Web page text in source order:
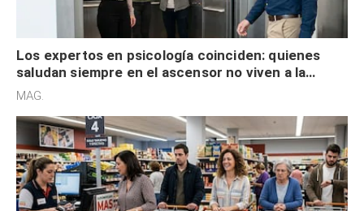
Los expertos en psicología coinciden: quienes
saludan siempre en el ascensor no viven a la
defensiva y tienen apertura social
MAG.